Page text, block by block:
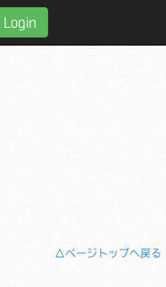
Login
△ページトップへ戻る